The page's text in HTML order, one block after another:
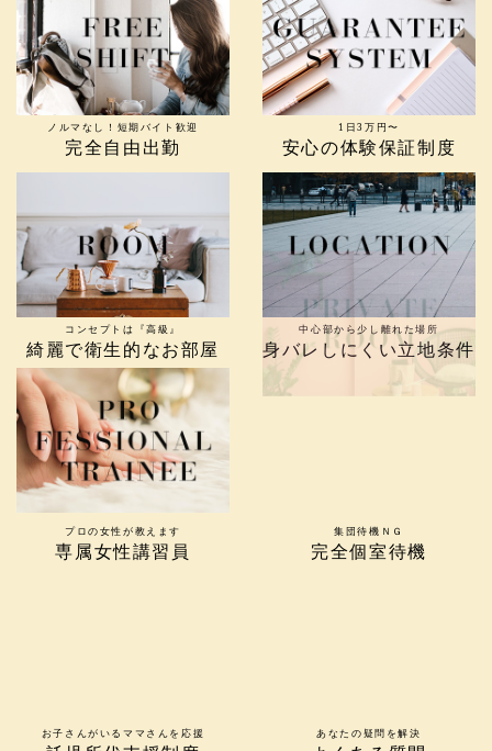
ノルマなし！短期バイト歓迎
完全自由出勤
1日3万円〜
安心の体験保証制度
コンセプトは『高級』
綺麗で衛生的なお部屋
中心部から少し離れた場所
身バレしにくい立地条件
プロの女性が教えます
専属女性講習員
集団待機ＮＧ
完全個室待機
お子さんがいるママさんを応援 あなたの疑問を解決